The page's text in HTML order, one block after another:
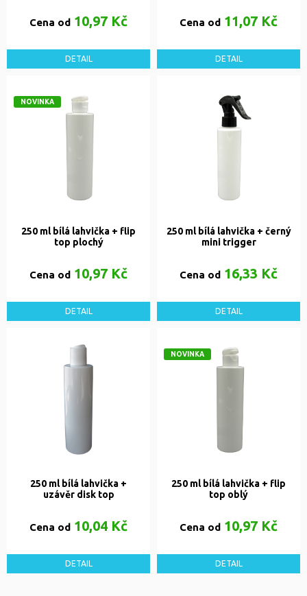
Cena od 10,97 Kč
DETAIL
Cena od 11,07 Kč
DETAIL
NOVINKA
250 ml bílá lahvička + flip
top plochý
Cena od 10,97 Kč
DETAIL
250 ml bílá lahvička + černý
mini trigger
Cena od 16,33 Kč
DETAIL
250 ml bílá lahvička +
uzávěr disk top
Cena od 10,04 Kč
DETAIL
NOVINKA
250 ml bílá lahvička + flip
top oblý
Cena od 10,97 Kč
DETAIL